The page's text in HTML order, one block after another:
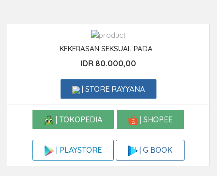
KEKERASAN SEKSUAL PADA...
IDR 80.000,00
| STORE RAYYANA
| TOKOPEDIA | SHOPEE
| PLAYSTORE | G BOOK